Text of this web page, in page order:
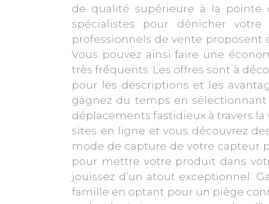
de qualité supérieure à la pointe
spécialistes pour dénicher
professionnels de vente proposent
Vous pouvez ainsi faire une
très fréquents. Les offres sont à
pour les descriptions et les
gagnez du temps en
déplacements fastidieux à travers
sites en ligne et vous découvrez
mode de capture de votre capteur
pour mettre votre produit dans
jouissez d’un atout exceptionnel.
famille en optant pour un piège